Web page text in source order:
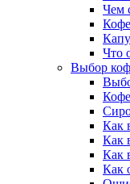
Чем
Что
Выбор
Как
Как
Как
Как